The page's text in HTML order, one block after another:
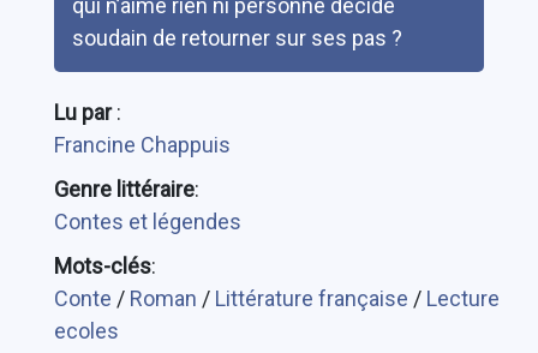
soudain de retourner sur ses pas ?
Lu par:
Francine Chappuis
Genre littéraire:
Contes et légendes
Mots-clés:
Conte / Roman / Littérature française / Lecture
ecoles